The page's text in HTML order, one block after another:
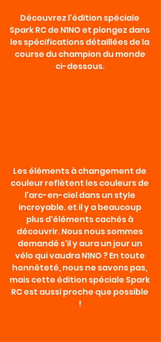
Découvrez l'édition spéciale
Spark RC de N1NO et plongez dans
les spécifications détaillées de la
course du champion du monde
ci-dessous.
Les éléments à changement de
couleur reflètent les couleurs de
l'arc-en-ciel dans un style
incroyable. et il y a beaucoup
plus d'éléments cachés à
découvrir. Nous nous sommes
demandé s'il y aura un jour un
vélo qui vaudra N1NO ? En toute
honnêteté, nous ne savons pas,
mais cette édition spéciale Spark
RC est aussi proche que possible
!